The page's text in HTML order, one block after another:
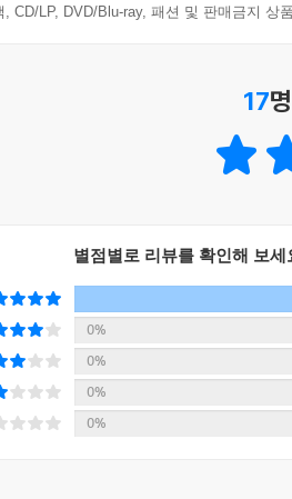
점을 바꾸는 힘을 준다. 관계를 기술
, CD/LP, DVD/Blu-ray, 패션 및 판매금지 상
17
별점별로 리뷰를 확인해 보세
0%
0%
0%
0%